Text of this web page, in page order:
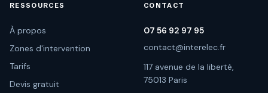
RESSOURCES
À propos
Zones d'intervention
Tarifs
Devis gratuit
CONTACT
07 56 92 97 95
contact@interelec.fr
117 avenue de la liberté,
75013 Paris